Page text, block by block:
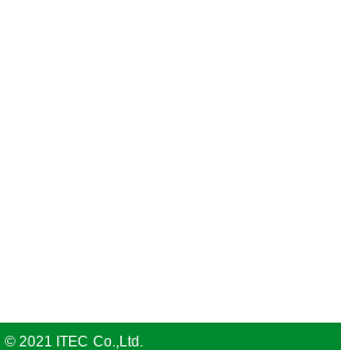
© 2021 ITEC Co.,Ltd.